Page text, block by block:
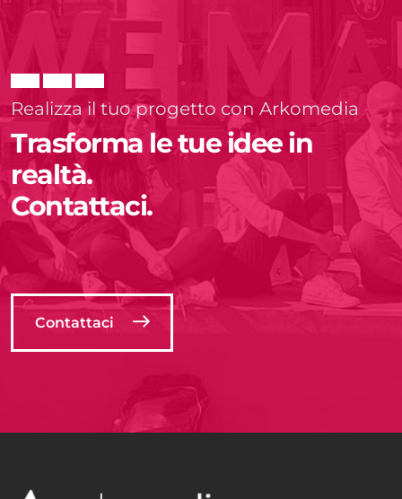
Realizza il tuo progetto con Arkomedia
Trasforma le tue idee in
realtà.
Contattaci.
Contattaci